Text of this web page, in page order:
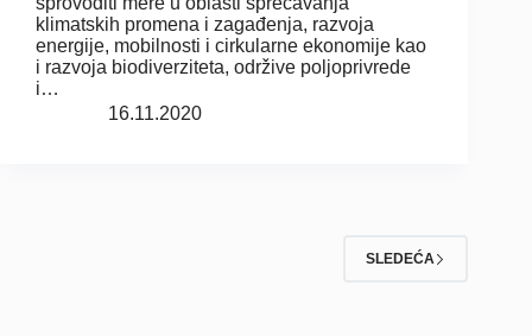
klimatskih promena i zagađenja, razvoja
energije, mobilnosti i cirkularne ekonomije kao
i razvoja biodiverziteta, održive poljoprivrede
i…
16.11.2020
SLEDEĆA